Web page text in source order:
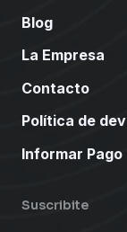
Blog
La Empresa
Contacto
Política de
Informar Pago
Suscribite